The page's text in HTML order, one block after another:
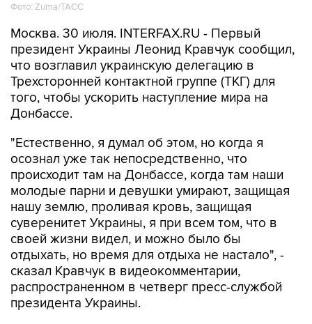
Фото: Zuma/ТАСС
Москва. 30 июля. INTERFAX.RU - Первый
президент Украины Леонид Кравчук сообщил,
что возглавил украинскую делегацию в
Трехсторонней контактной группе (ТКГ) для
того, чтобы ускорить наступление мира на
Донбассе.
"Естественно, я думал об этом, но когда я
осознал уже так непосредственно, что
происходит там на Донбассе, когда там наши
молодые парни и девушки умирают, защищая
нашу землю, проливая кровь, защищая
суверенитет Украины, я при всем том, что в
своей жизни видел, и можно было бы
отдыхать, но время для отдыха не настало", -
сказал Кравчук в видеокомментарии,
распространенном в четверг пресс-службой
президента Украины.